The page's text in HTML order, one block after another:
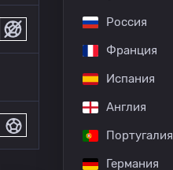
Россия
Франция
Испания
Англия
Португалия
Германия